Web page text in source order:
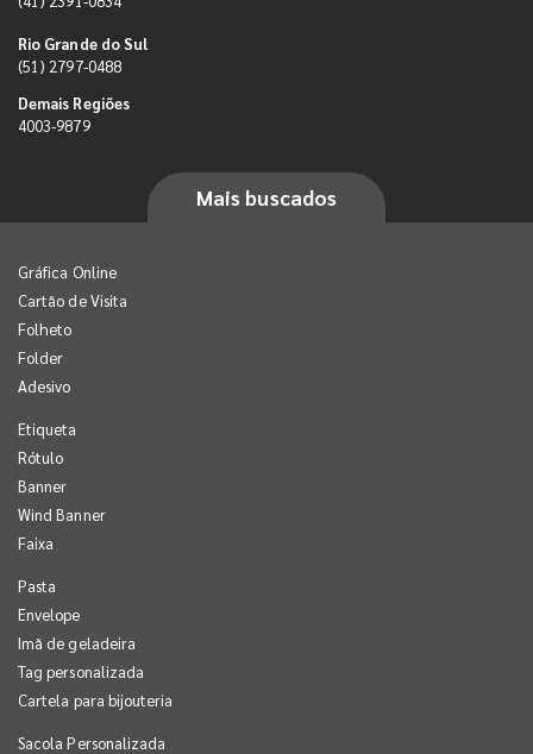
Rio Grande do Sul
(51) 2797-0488
Demais Regiões
4003-9879
Mais buscados
Gráfica Online
Cartão de Visita
Folheto
Folder
Adesivo
Etiqueta
Rótulo
Banner
Wind Banner
Faixa
Pasta
Envelope
Imã de geladeira
Tag personalizada
Cartela para bijouteria
Sacola Personalizada